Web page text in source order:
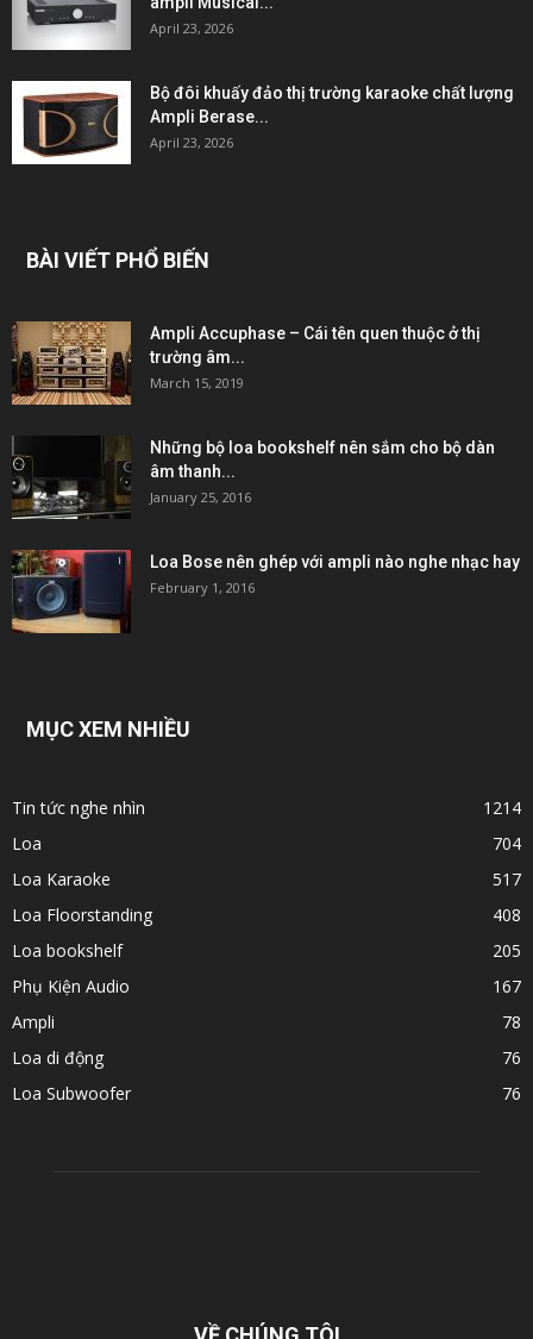
April 23, 2026
Bộ đôi khuấy đảo thị trường karaoke chất lượng
Ampli Berase...
April 23, 2026
BÀI VIẾT PHỔ BIẾN
Ampli Accuphase – Cái tên quen thuộc ở thị
trường âm...
March 15, 2019
Những bộ loa bookshelf nên sắm cho bộ dàn
âm thanh...
January 25, 2016
Loa Bose nên ghép với ampli nào nghe nhạc hay
February 1, 2016
MỤC XEM NHIỀU
Tin tức nghe nhìn
1214
Loa
704
Loa Karaoke
517
Loa Floorstanding
408
Loa bookshelf
205
Phụ Kiện Audio
167
Ampli
78
Loa di động
76
Loa Subwoofer
76